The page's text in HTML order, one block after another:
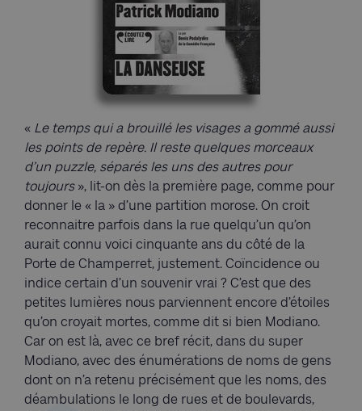
« Le temps qui a brouillé les visages a gommé aussi
les points de repère. Il reste quelques morceaux
d’un puzzle, séparés les uns des autres pour
toujours», lit-on dès la première page, comme pour
donner le « la » d’une partition morose. On croit
reconnaitre parfois dans la rue quelqu’un qu’on
aurait connu voici cinquante ans du côté de la
Porte de Champerret, justement. Coïncidence ou
indice certain d’un souvenir vrai ? C’est que des
petites lumières nous parviennent encore d’étoiles
qu’on croyait mortes, comme dit si bien Modiano.
Car on est là, avec ce bref récit, dans du super
Modiano, avec des énumérations de noms de gens
dont on n’a retenu précisément que les noms, des
déambulations le long de rues et de boulevards,